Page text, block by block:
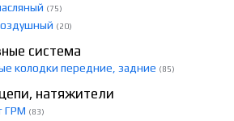
(75)
(20)
система
колодки передние, задние (85)
натяжители
ГРМ (83)